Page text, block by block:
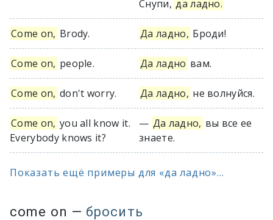
Снупи, да ладно.
Come on, Brody. Да ладно, Броди!
Come on, people. Да ладно вам.
Come on, don't worry. Да ладно, не волнуйся.
Come on, you all know it.
Everybody knows it?
— Да ладно, вы все ее
знаете.
Показать ещё примеры для «да ладно»...
come on — бросить